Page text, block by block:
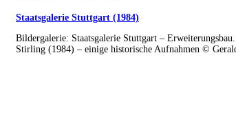
Staatsgalerie Stuttgart (1984)
Bildergalerie: Staatsgalerie Stuttgart –
Stirling (1984) – einige historische Aufnahmen ©